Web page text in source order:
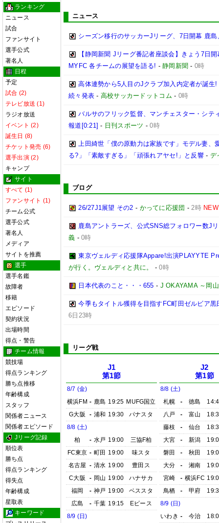
ランキング
ニュース
試合
ファンサイト
選手公式
著名人
日程
予定
試合 (2)
テレビ放送 (1)
ラジオ放送
イベント (2)
誕生日 (8)
チケット発売 (6)
選手出演 (2)
キャンプ
サイト
すべて (1)
ファンサイト (1)
チーム公式
選手公式
著名人
メディア
サイトを推薦
選手
選手名鑑
故障者
移籍
エピソード
契約状況
出場時間
得点・警告
チーム情報
競技場
得点ランキング
勝ち点推移
年齢構成
スタッフ
関係者ニュース
関係者エピソード
Jリーグ記録
順位表
勝ち点
得点ランキング
得失点
年齢構成
星取表
キーワード
ニュース
シーズン移行のサッカーJリーグ、7日開幕 鹿
【静岡新聞 Jリーグ番記者座談会】きょう7日
MYFC 各チームの展望を語る! -静岡新聞 - 0時
高体連勢から5人目のJクラブ加入内定者が誕
続々発表 - 高校サッカードットコム - 0時
バルサのフリック監督、マンチェスター・シテ
報道[0:21] - 日刊スポーツ -0時
上田綺世「僕の原動力は家族です」モデル妻
る?」「素敵すぎる」「頑張れアヤセ!」と反響- デ
ブログ
26/27J1展望 その2 - かってに応援団 -2時 NEW
鹿島アントラーズ、公式SNS総フォロワー数J
義 -0時
東京ヴェルディ応援隊Appare!出演PLAYYTE
が行く。ヴェルディと共に。
-0時
日本代表のこと・・・655 - J OKAYAMA ～岡
今季もタイトル獲得を目指すFC町田ゼルビア
6日23時
リーグ戦
J1
第1節
8/7 (金)
横浜FM - 鹿島 19:25 MUFG国立
G大阪
- 浦和 19:30
パナスタ
8/8 (土)
柏
- 水戸 19:00
三協F柏
FC東京 - 町田 19:00
味スタ
名古屋 - 清水 19:00
豊田ス
C大阪
- 岡山 19:00
ハナサカ
福岡
- 神戸 19:00
ベススタ
広島
- 千葉 19:15
Eピース
8/9 (日)
J2
第1節
8/8 (土)
札幌
- 徳島
八戸
- 富山
藤枝
- 仙台
大宮
- 新潟
磐田
- 秋田
大分
- 湘南
宮崎
- 横浜FC
鳥栖
- 甲府
8/9 (日)
いわき - 今治